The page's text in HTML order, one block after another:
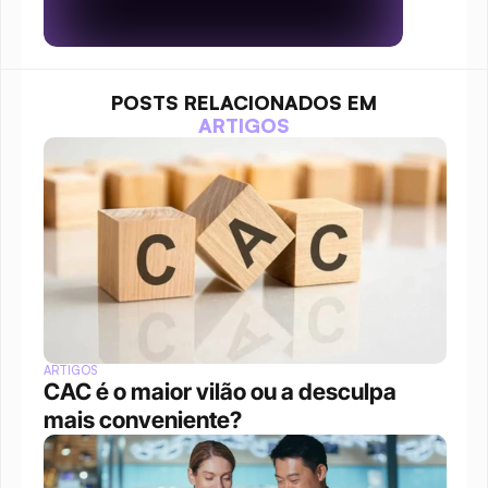
POSTS RELACIONADOS EM
ARTIGOS
ARTIGOS
CAC é o maior vilão ou a desculpa
mais conveniente?